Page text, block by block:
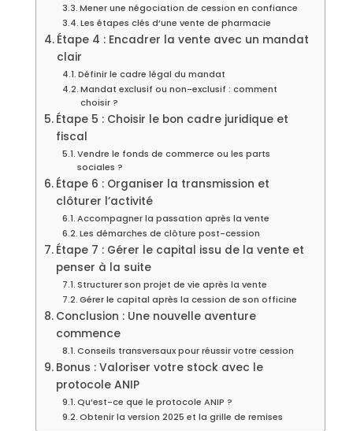
Mener une négociation de cession en confiance
Les étapes clés d’une vente de pharmacie
Étape 4 : Encadrer la vente avec un mandat
clair
Définir le cadre légal du mandat
Mandat exclusif ou non-exclusif : comment
choisir ?
Étape 5 : Choisir le bon cadre juridique et
fiscal
Vendre le fonds de commerce ou les parts
sociales ?
Étape 6 : Organiser la transmission et
clôturer l’activité
Accompagner la passation après la vente
Les démarches de clôture post-cession
Étape 7 : Gérer le capital issu de la vente et
penser à la suite
Structurer son projet de vie après la vente
Gérer le capital après la cession de son officine
Conclusion : Une nouvelle aventure
commence
Conseils transversaux pour réussir votre cession
Bonus : Valoriser votre stock avec le
protocole ANIP
Qu’est-ce que le protocole ANIP ?
Obtenir la version 2025 et la grille de remises